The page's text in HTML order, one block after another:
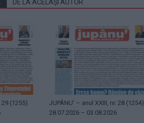
DE LA ACELAȘI AUTOR
29 (1255)
JUPÂNU’ – anul XXIII, nr. 28 (1254)
28.07.2026 – 03.08.2026